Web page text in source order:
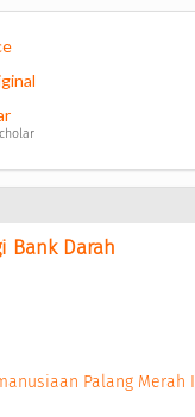
Bank Darah
Palang Merah